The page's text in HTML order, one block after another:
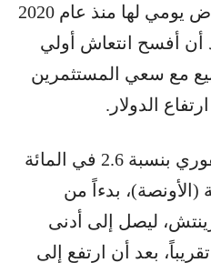
عقب تسجيلها أكبر انخفاض يومي لها منذ عام 2020
أن أفسح انتعاش أولي
مع سعي المستثمرين
الدولار.
وانخفض سعر الذهب الفوري بنسبة 2.6 في المائة
للأوقية (الأونصة)، بدءاً من
غرينتش، ليصل إلى أدنى
بعد أن ارتفع إلى